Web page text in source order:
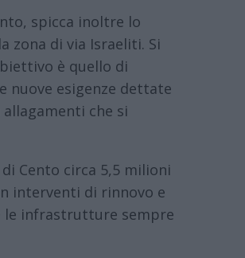
spicca inoltre lo
zona di via Israeliti. Si
è quello di
nuove esigenze dettate
che si
Cento circa 5,5 milioni
interventi di rinnovo e
le infrastrutture sempre